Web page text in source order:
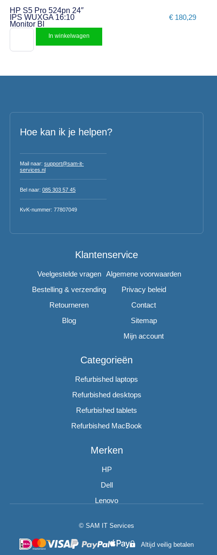
HP S5 Pro 524pn 24″
IPS WUXGA 16:10
Monitor Bl
€ 180,29
In winkelwagen
Hoe kan ik je helpen?
Mail naar: support@sam-it-
services.nl
Bel naar: 085 303 57 45
KvK-nummer: 77807049
Klantenservice
Veelgestelde vragen
Bestelling & verzending
Retourneren
Blog
Algemene voorwaarden
Privacy beleid
Contact
Sitemap
Mijn account
Categorieën
Refurbished laptops
Refurbished desktops
Refurbished tablets
Refurbished MacBook
Merken
HP
Dell
Lenovo
© SAM IT Services
Altijd veilig betalen